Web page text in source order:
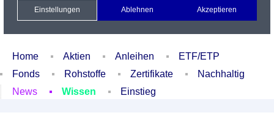
Xetra Realtime
Watchlist Portfolio Login
Home Aktien Anleihen
ETF/ETP
Fonds
Rohstoffe Zertifikate
Nachhaltig
News
Wissen Einstieg
Einstellungen Ablehnen Akzeptieren